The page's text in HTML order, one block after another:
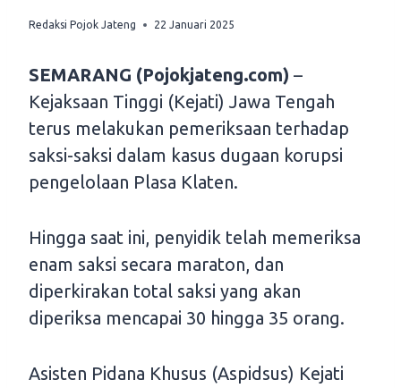
Redaksi Pojok Jateng 22 Januari 2025
SEMARANG (Pojokjateng.com) –
Kejaksaan Tinggi (Kejati) Jawa Tengah
terus melakukan pemeriksaan terhadap
saksi-saksi dalam kasus dugaan korupsi
pengelolaan Plasa Klaten.
Hingga saat ini, penyidik telah memeriksa
enam saksi secara maraton, dan
diperkirakan total saksi yang akan
diperiksa mencapai 30 hingga 35 orang.
Asisten Pidana Khusus (Aspidsus) Kejati